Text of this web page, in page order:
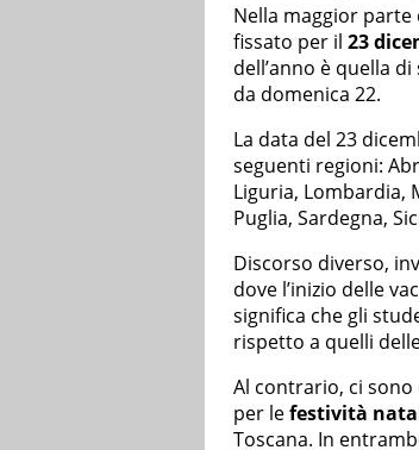
Nella maggior parte
fissato per il 23
dell’anno è quella
da domenica 22.
La data del 23
seguenti regioni:
Liguria, Lombardia,
Puglia, Sardegna,
Discorso diverso,
dove l’inizio delle
significa che gli
rispetto a quelli
Al contrario, ci sono
per lefestività
Toscana. In